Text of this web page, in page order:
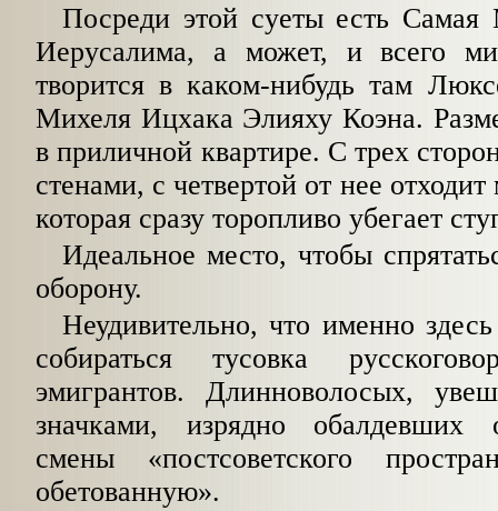
Посреди этой суеты есть
Иерусалима, а может, и всего
творится в каком-нибудь там
Михеля Ицхака Элияху Коэна.
в приличной квартире. С трех
стенами, с четвертой от нее
которая сразу торопливо убегает
Идеальное место, чтобы
оборону.
Неудивительно, что именно
собираться тусовка
эмигрантов. Длинноволосых,
значками, изрядно обалдевших
смены «постсоветского
обетованную».